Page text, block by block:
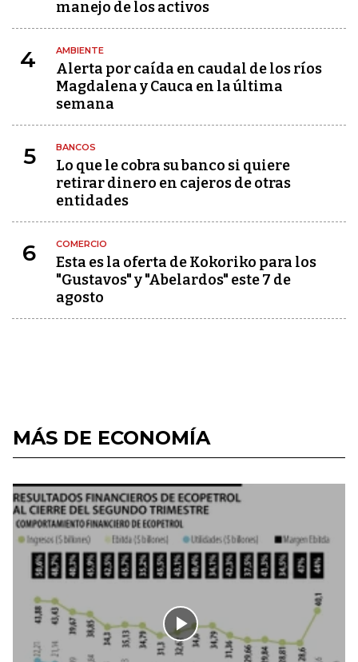
manejo de los activos
4 AMBIENTE
Alerta por caída en caudal de los ríos
Magdalena y Cauca en la última
semana
5 BANCOS
Lo que le cobra su banco si quiere
retirar dinero en cajeros de otras
entidades
6 COMERCIO
Esta es la oferta de Kokoriko para los
"Gustavos" y "Abelardos" este 7 de
agosto
MÁS DE ECONOMÍA